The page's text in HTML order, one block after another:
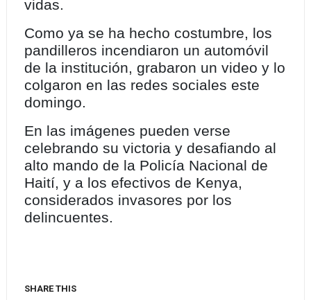
vidas.
Como ya se ha hecho costumbre, los
pandilleros incendiaron un automóvil
de la institución, grabaron un video y lo
colgaron en las redes sociales este
domingo.
En las imágenes pueden verse
celebrando su victoria y desafiando al
alto mando de la Policía Nacional de
Haití, y a los efectivos de Kenya,
considerados invasores por los
delincuentes.
SHARE THIS